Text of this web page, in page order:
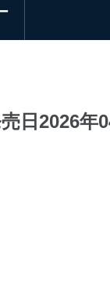
日2026年